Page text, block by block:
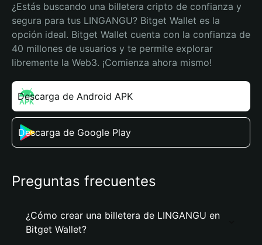
¿Estás buscando una billetera cripto de confianza y
segura para tus LINGANGU? Bitget Wallet es la
opción ideal. Bitget Wallet cuenta con la confianza de
40 millones de usuarios y te permite explorar
libremente la Web3. ¡Comienza ahora mismo!
Descarga de Android APK
Descarga de Google Play
Preguntas frecuentes
¿Cómo crear una billetera de LINGANGU en
Bitget Wallet?